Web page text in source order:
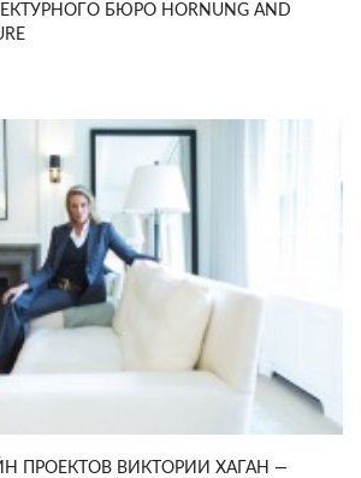
БЮРО HORNUNG AND
ПРОЕКТОВ ВИКТОРИИ ХАГАН —